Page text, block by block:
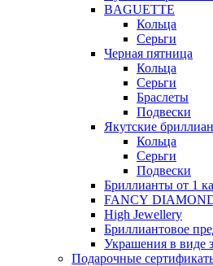
BAGUETTE
Кольца
Серьги
Черная пятница
Кольца
Серьги
Браслеты
Подвески
Якутские
Кольца
Серьги
Подвески
Бриллианты от 1
FANCY
High Jewellery
Бриллиантовое
Украшения в виде
Подарочные